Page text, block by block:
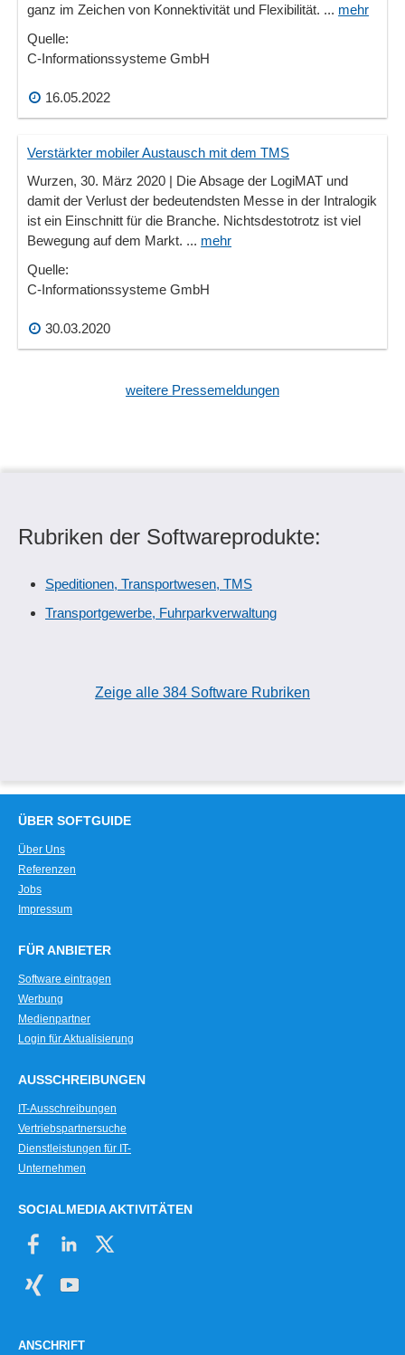
ganz im Zeichen von Konnektivität und Flexibilität. ... mehr
Quelle:
C-Informationssysteme GmbH
16.05.2022
Verstärkter mobiler Austausch mit dem TMS
Wurzen, 30. März 2020 | Die Absage der LogiMAT und
damit der Verlust der bedeutendsten Messe in der Intralogik
ist ein Einschnitt für die Branche. Nichtsdestotrotz ist viel
Bewegung auf dem Markt. ... mehr
Quelle:
C-Informationssysteme GmbH
30.03.2020
weitere Pressemeldungen
Rubriken der Softwareprodukte:
Speditionen, Transportwesen, TMS
Transportgewerbe, Fuhrparkverwaltung
Zeige alle 384 Software Rubriken
ÜBER SOFTGUIDE
Über Uns
Referenzen
Jobs
Impressum
FÜR ANBIETER
Software eintragen
Werbung
Medienpartner
Login für Aktualisierung
AUSSCHREIBUNGEN
IT-Ausschreibungen
Vertriebspartnersuche
Dienstleistungen für IT-
Unternehmen
SOCIALMEDIA AKTIVITÄTEN
ANSCHRIFT